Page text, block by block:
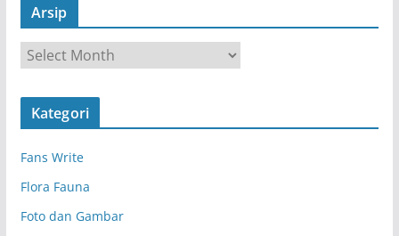
Arsip
s
Kategori
Fans Write
Flora Fauna
Foto dan Gambar